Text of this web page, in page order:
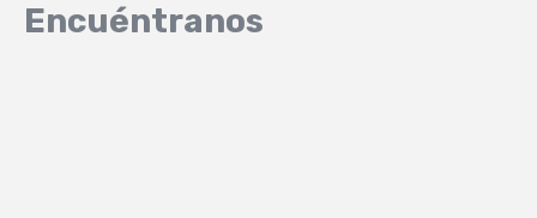
Encuéntranos